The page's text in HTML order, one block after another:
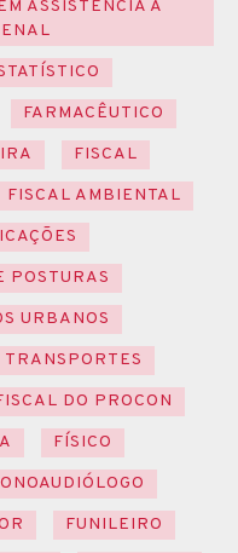
ASSISTÊNCIA À
FARMACÊUTICO
FISCAL
FISCAL AMBIENTAL
POSTURAS
URBANOS
DO PROCON
FÍSICO
FUNILEIRO